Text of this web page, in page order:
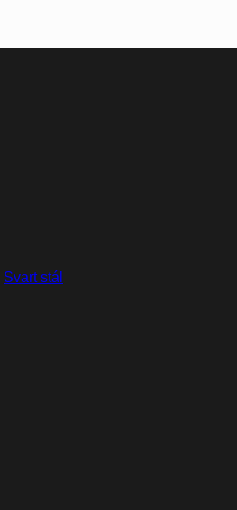
Svart stál